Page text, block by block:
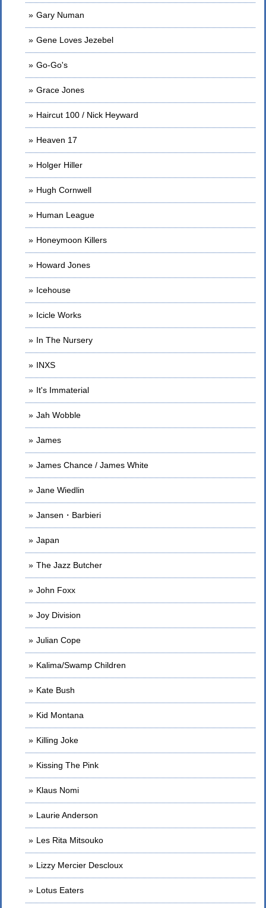
Gary Numan
Gene Loves Jezebel
Go-Go's
Grace Jones
Haircut 100 / Nick Heyward
Heaven 17
Holger Hiller
Hugh Cornwell
Human League
Honeymoon Killers
Howard Jones
Icehouse
Icicle Works
In The Nursery
INXS
It's Immaterial
Jah Wobble
James
James Chance / James White
Jane Wiedlin
Jansen・Barbieri
Japan
The Jazz Butcher
John Foxx
Joy Division
Julian Cope
Kalima/Swamp Children
Kate Bush
Kid Montana
Killing Joke
Kissing The Pink
Klaus Nomi
Laurie Anderson
Les Rita Mitsouko
Lizzy Mercier Descloux
Lotus Eaters